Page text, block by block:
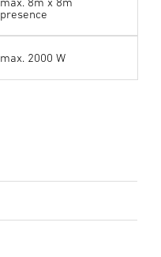
presence
max. 2000 W